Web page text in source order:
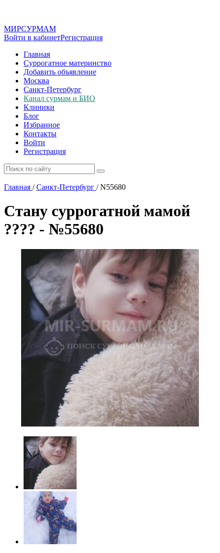
МИРСУРМАМ
Войти в кабинетРегистрация
Главная
Суррогатное материнство
Добавить объявление
Москва
Санкт-Петербург
Канал сурмам и БИО
Клиники
Блог
Избранное
Контакты
Войти
Регистрация
Главная / Санкт-Петербург /N55680
Стану суррогатной мамой
???? - №55680